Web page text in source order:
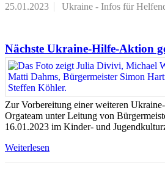
25.01.2023 Ukraine - Infos für
Nächste Ukraine-Hilfe-Aktion
Zur Vorbereitung einer weiteren
Orgateam unter Leitung von
16.01.2023 im Kinder- und
Weiterlesen